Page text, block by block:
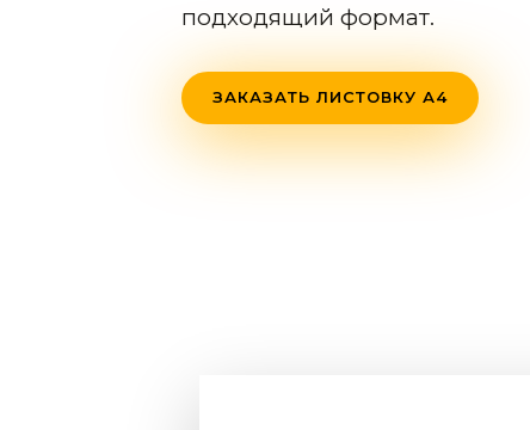
подходящий формат.
ЗАКАЗАТЬ ЛИСТОВКУ А4